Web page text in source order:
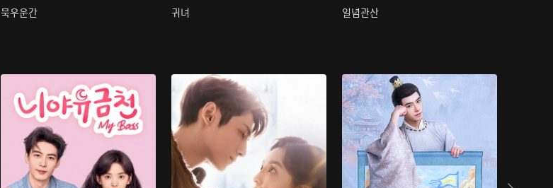
묵우운간 귀녀 일념관산